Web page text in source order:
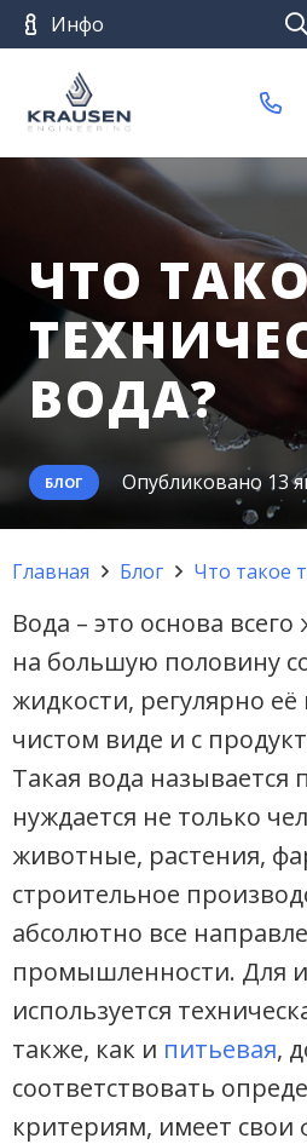
Инфо
ЧТО
ВОДА?
БЛОГ Опубликовано 13
Главная Блог Что такое
Вода – это основа
на большую половину
жидкости, регулярно её
чистом виде и с
Такая вода называется
нуждается не только
животные, растения,
строительное
абсолютно все
промышленности. Для
используется
также, как и питьевая,
соответствовать
критериям, имеет свои